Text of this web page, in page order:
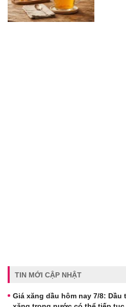
TIN MỚI CẬP NHẬT
Giá xăng dầu hôm nay 7/8: